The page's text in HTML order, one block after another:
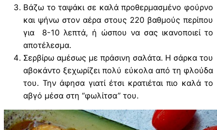
Βάζω το ταψάκι σε καλά προθερμασμένο φούρνο
και ψήνω στον αέρα στους 220 βαθμούς περίπου
για 8-10 λεπτά, ή ώσπου να σας ικανοποιεί το
αποτέλεσμα.
Σερβίρω αμέσως με πράσινη σαλάτα. Η σάρκα του
αβοκάντο ξεχωρίζει πολύ εύκολα από τη φλούδα
του. Την άφησα γιατί έτσι κρατιέται πιο καλά το
αβγό μέσα στη “φωλίτσα” του.